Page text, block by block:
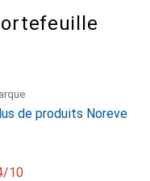
de produits Noreve
10